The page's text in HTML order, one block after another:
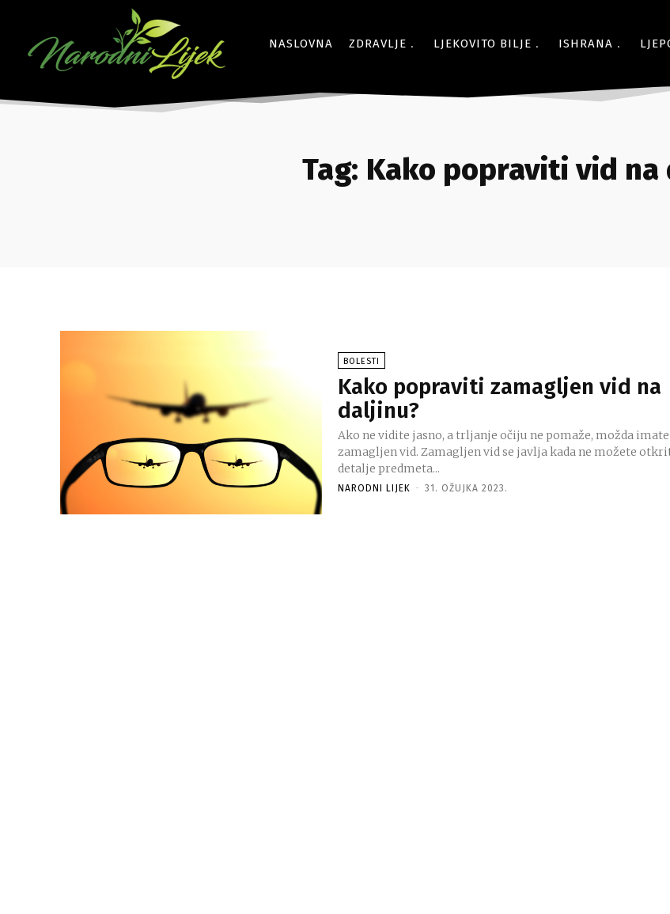
NASLOVNA ZDRAVLJE LJEKOVITO BILJE ISHRANA
Tag: Kako popraviti vid na
BOLESTI
Kako popraviti zamagljen vid na
daljinu?
Ako ne vidite jasno, a trljanje očiju ne pomaže, možda imate
zamagljen vid. Zamagljen vid se javlja kada ne možete
detalje predmeta...
NARODNI LIJEK - 31. OŽUJKA 2023.